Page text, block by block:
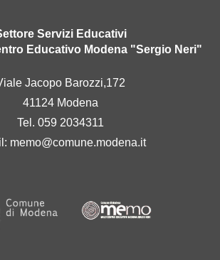
Servizi Educativi
Educativo Modena "Sergio Neri"
Jacopo Barozzi,172
41124 Modena
Tel. 059 2034311
memo@comune.modena.it